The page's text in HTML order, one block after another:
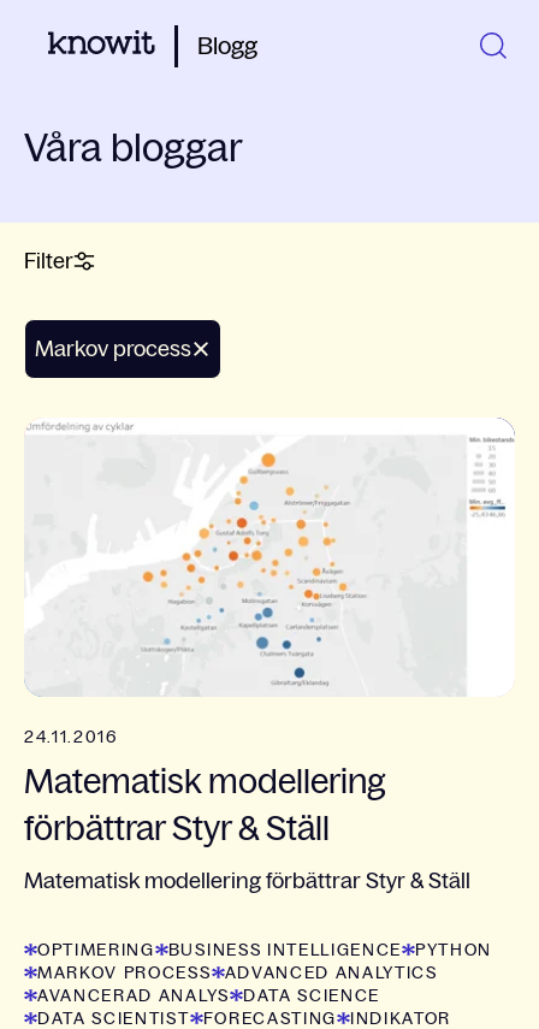
Blogg
Våra bloggar
Filter
markov process
24.11.2016
Matematisk modellering
förbättrar Styr & Ställ
Matematisk modellering förbättrar Styr & Ställ
OPTIMERING BUSINESS INTELLIGENCE
PYTHON
MARKOV PROCESS
ADVANCED ANALYTICS
AVANCERAD ANALYS
DATA SCIENCE
DATA SCIENTIST
FORECASTING
INDIKATOR